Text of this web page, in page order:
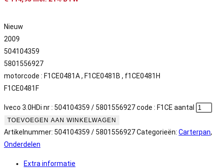
Nieuw
2009
504104359
5801556927
motorcode : F1CE0481A , F1CE0481B , f1CE0481H
F1CE0481F
Iveco 3.0HDi nr : 504104359 / 5801556927 code : F1CE aantal
TOEVOEGEN AAN WINKELWAGEN
Artikelnummer: 504104359 / 5801556927Categorieën: Carterpan,
Onderdelen
Extra informatie